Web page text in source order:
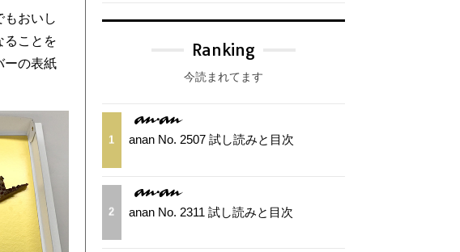
もおいし
ることを
ーの表紙
Ranking
今読まれてます
1 anan No. 2507 試し読みと目次
2 anan No. 2311 試し読みと目次